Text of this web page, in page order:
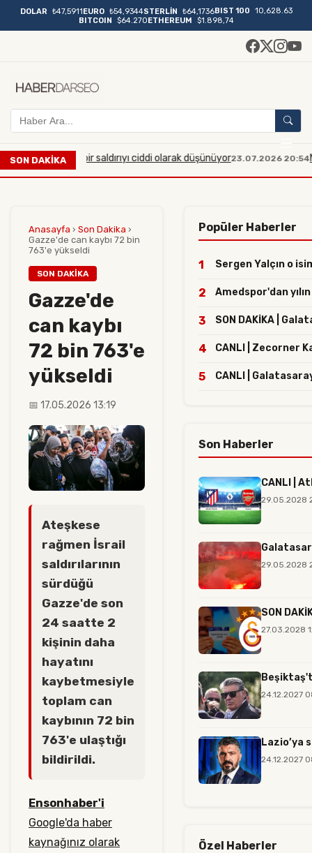
DOLAR ₺47,5911EURO ₺54,9344STERLİN ₺64,1736BIST 100
10,628.63
BITCOIN
$64.270ETHEREUM $1.898,74
SON DAKİKA
çaplı bir saldırıyı ciddi olarak düşünüyor23.07.2026 20:54Manisa'da
Anasayfa › Son Dakika ›
Gazze'de can kaybı 72 bin
763'e yükseldi
SON DAKIKA
Gazze'de
can kaybı
72 bin 763'e
yükseldi
📅 17.05.2026 13:19
Ateşkese
rağmen İsrail
saldırılarının
sürdüğü
Gazze'de son
24 saatte 2
kişinin daha
hayatını
kaybetmesiyle
toplam can
kaybının 72 bin
763'e ulaştığı
bildirildi.
Ensonhaber'i
Google'da haber
kaynağınız olarak
Popüler Haberler
1 Sergen Yalçın o
2 Amedspor'dan
3 SON DAKİKA |
4 CANLI | Zecorner
5 CANLI |
Son Haberler
CANLI |
29.05.2028
29.05.2028
SON
27.03.2028
24.12.2027
Lazio’ya
24.12.2027
Özel Haberler